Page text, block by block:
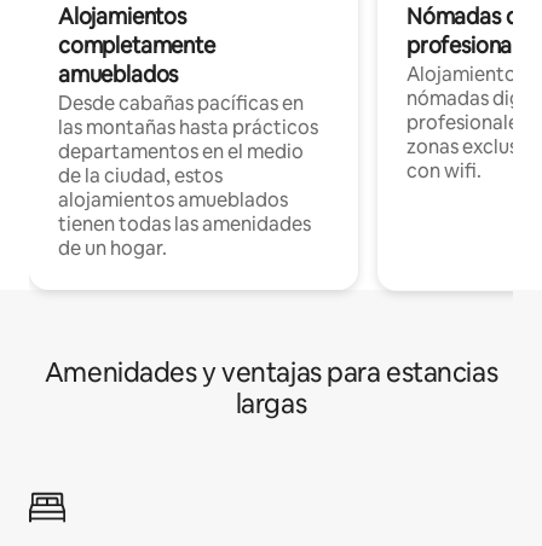
Alojamientos
completamente
amueblados
Desde cabañas pacíficas en
las montañas hasta prácticos
departamentos en el medio
de la ciudad, estos
alojamientos amueblados
tienen todas las amenidades
de un hogar.
Nómadas
Alojamientos
nómadas
profesionales
zonas
con wifi.
Amenidades y ventajas para estancias
largas